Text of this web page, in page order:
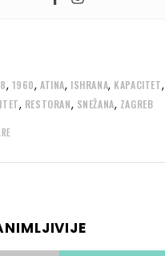
, 1960,ATINA, ISHRANA, KAPACITET,
, RESTORAN, SNEŽANA, ZAGREB